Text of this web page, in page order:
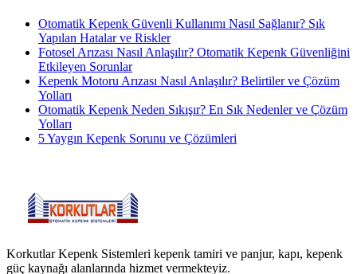
Otomatik Kepenk Güvenli Kullanımı Nasıl Sağlanır? Sık
Yapılan Hatalar ve Riskler
Fotosel Arızası Nasıl Anlaşılır? Otomatik Kepenk Güvenliğini
Etkileyen Sorunlar
Kepenk Motoru Arızası Nasıl Anlaşılır? Belirtiler ve Çözüm
Yolları
Otomatik Kepenk Neden Sıkışır? En Sık Nedenler ve Çözüm
Yolları
5 Yaygın Kepenk Sorunu ve Çözümleri
Korkutlar Kepenk Sistemleri kepenk tamiri ve panjur, kapı, kepenk
güç kaynağı alanlarında hizmet vermekteyiz.